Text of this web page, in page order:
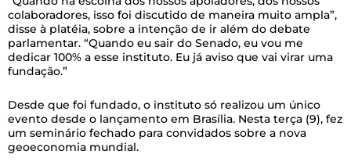
colaboradores, isso foi discutido de maneira muito ampla”,
disse à platéia, sobre a intenção de ir além do debate
parlamentar. “Quando eu sair do Senado, eu vou me
dedicar 100% a esse instituto. Eu já aviso que vai virar uma
fundação.”
Desde que foi fundado, o instituto só realizou um único
evento desde o lançamento em Brasília. Nesta terça (9), fez
um seminário fechado para convidados sobre a nova
geoeconomia mundial.